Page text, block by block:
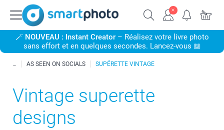
🪄 NOUVEAU : Instant Creator– Réalisez votre livre photo
sans effort et en quelques secondes. Lancez-vous 📖
AS SEEN ON SOCIALS SUPÉRETTE VINTAGE
Vintage superette
designs